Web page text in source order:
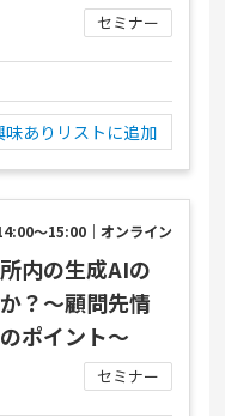
セミナー
味ありリストに追加
～15:00｜オンライン
内の生成AIの
？～顧問先情
ポイント～
セミナー